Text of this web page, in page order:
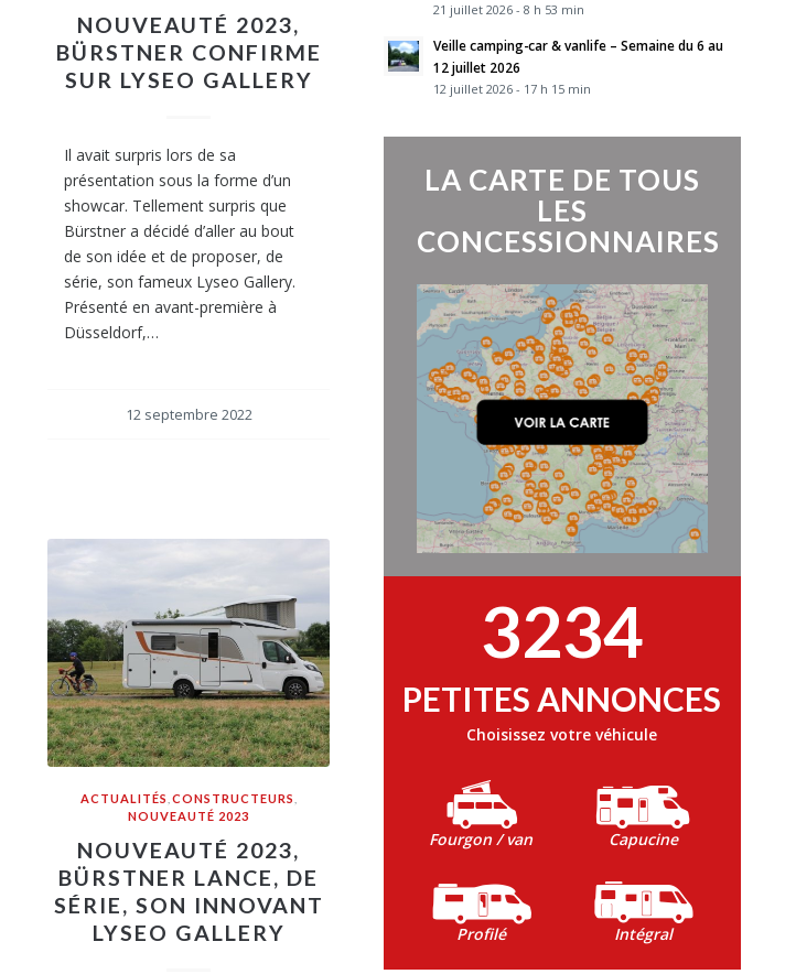
NOUVEAUTÉ 2023,
BÜRSTNER CONFIRME
SUR LYSEO GALLERY
Il avait surpris lors de sa
présentation sous la forme d’un
showcar. Tellement surpris que
Bürstner a décidé d’aller au bout
de son idée et de proposer, de
série, son fameux Lyseo Gallery.
Présenté en avant-première à
Düsseldorf,…
12 septembre 2022
ACTUALITÉS ,CONSTRUCTEURS
NOUVEAUTÉ 2023
NOUVEAUTÉ 2023,
BÜRSTNER LANCE, DE
SÉRIE, SON INNOVANT
LYSEO GALLERY
21 juillet 2026 - 8 h 53 min
Veille camping-car & vanlife – Semaine du 6 au
12 juillet 2026
12 juillet 2026 - 17 h 15 min
LA CARTE DE TOUS
LES
CONCESSIONNAIRES
3234
PETITES ANNONCES
Choisissez votre véhicule
Fourgon / van Capucine
Profilé Intégral